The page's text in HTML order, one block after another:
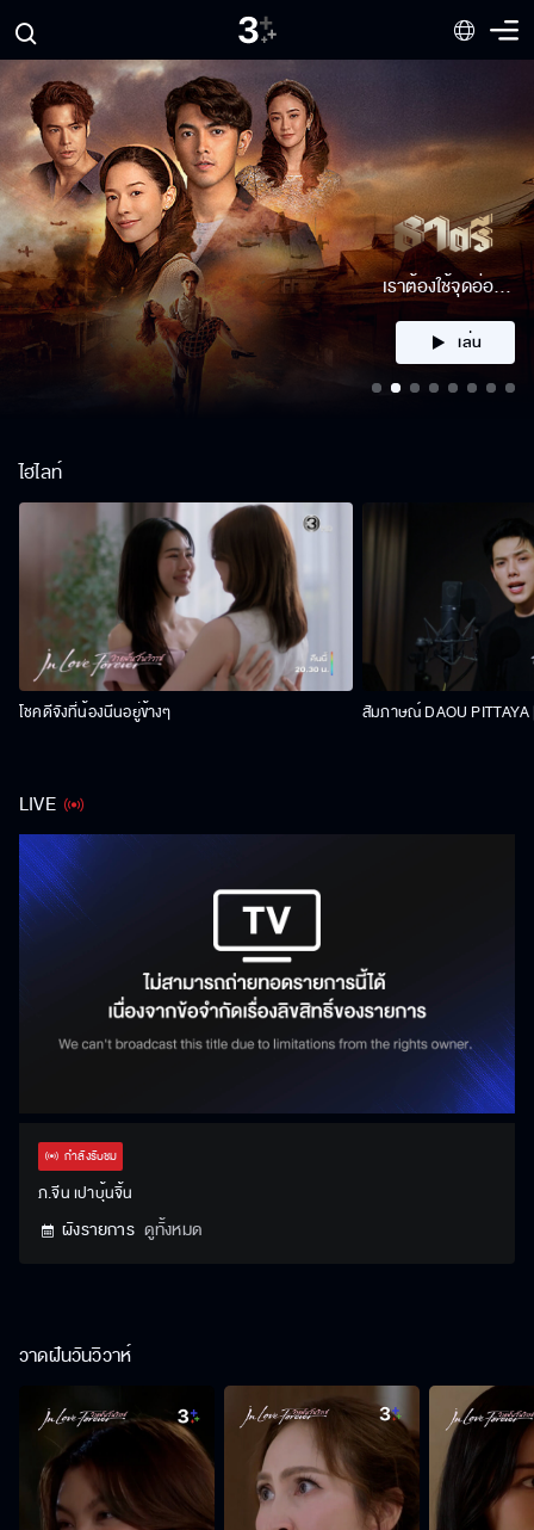
ได้ตัวมาหรือเปล่า
เล่น
ไฮไลท์
โชคดีจังที่น้องนีนอยู่ข้างๆ สัมภาษณ์ DAOU PITTAYA
LIVE
กำลังรับชม
ภ.จีน เปาบุ้นจิ้น
ผังรายการ ดูทั้งหมด
วาดฝันวันวิวาห์